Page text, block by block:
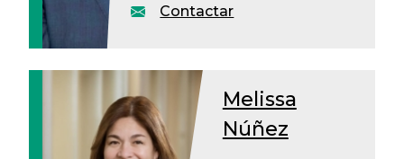
Contactar
Melissa
Núñez